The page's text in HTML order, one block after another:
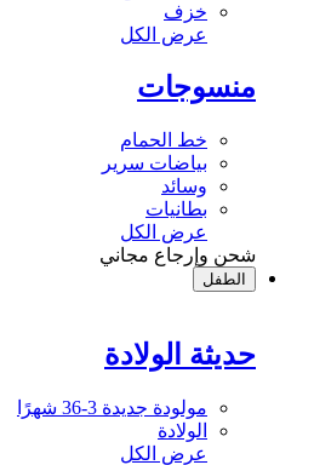
خزف
عرض الكل
منسوجات
خط الحمام
بياضات سرير
وسائد
بطانيات
عرض الكل
شحن وإرجاع مجاني
الطفل
حديثة الولادة
مولودة جديدة 3-36 شهرًا
الولادة
عرض الكل